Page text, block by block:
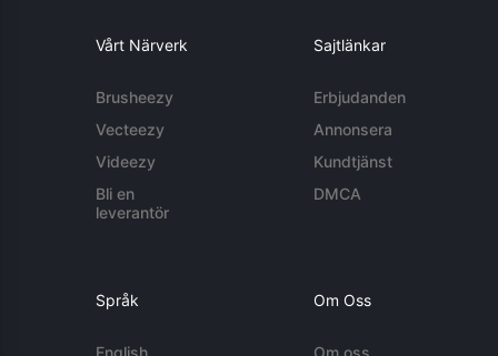
Vårt Närverk
Brusheezy
Vecteezy
Videezy
Bli en
leverantör
Sajtlänkar
Erbjudanden
Annonsera
Kundtjänst
DMCA
Språk
English
Om Oss
Om oss